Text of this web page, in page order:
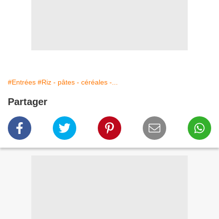
#Entrées #Riz - pâtes - céréales -...
Partager